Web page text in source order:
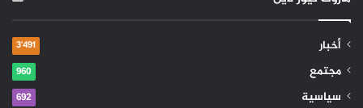
أخبار 3٬491
مجتمع 960
سياسية 692